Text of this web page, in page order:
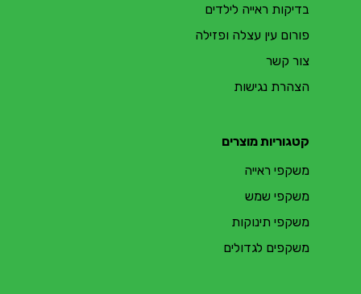
בדיקות ראייה לילדים
פורום עין עצלה ופזילה
צור קשר
הצהרת נגישות
קטגוריות מוצרים
משקפי ראייה
משקפי שמש
משקפי תינוקות
משקפים לגדולים